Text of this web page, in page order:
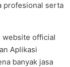
profesional serta
website official
Aplikasi
banyak jasa